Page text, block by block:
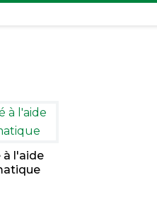
à l'aide